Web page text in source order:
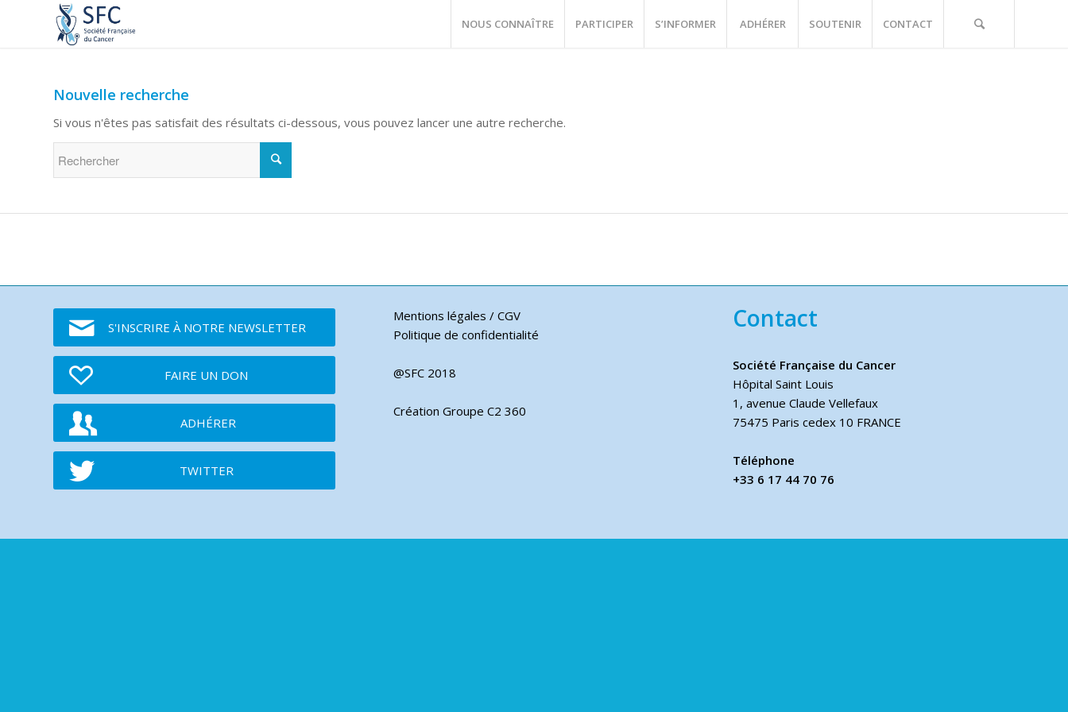
NOUS CONNAÎTRE PARTICIPER S’INFORMER ADHÉRER SOUTENIR CONTACT
Nouvelle recherche
Si vous n'êtes pas satisfait des résultats ci-dessous, vous pouvez lancer une autre recherche.
S'INSCRIRE À NOTRE NEWSLETTER
FAIRE UN DON
ADHÉRER
TWITTER
Mentions légales / CGV
Politique de confidentialité
@SFC 2018
Création Groupe C2 360
Contact
Société Française du Cancer
Hôpital Saint Louis
1, avenue Claude Vellefaux
75475 Paris cedex 10 FRANCE
Téléphone
+33 6 17 44 70 76